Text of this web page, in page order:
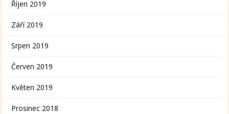
Říjen 2019
Září 2019
Srpen 2019
Červen 2019
Květen 2019
Prosinec 2018